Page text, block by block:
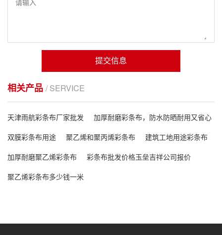
提交信息
相关产品 / SERVICE
天津雨航彩条布厂家批发
加厚耐磨彩条布，防水防晒耐用又省心
双膜彩条布用途
聚乙烯和聚丙烯彩条布
建筑工地用途彩条布
加厚耐磨聚乙烯彩条布
彩条布批发价格玉垒吉祥公司报价
聚乙烯彩条布多少钱一米